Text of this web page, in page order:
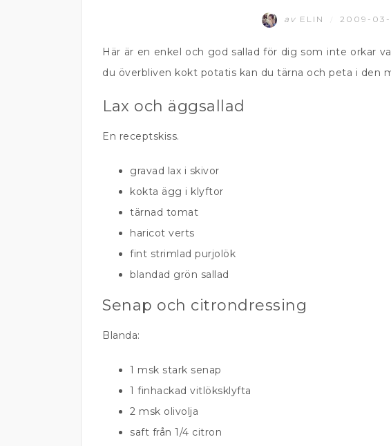
av ELIN 2009-
Här är en enkel och god sallad för dig som inte orkar
du överbliven kokt potatis kan du tärna och peta i den
Lax och äggsallad
En receptskiss.
gravad lax i skivor
kokta ägg i klyftor
tärnad tomat
haricot verts
fint strimlad purjolök
blandad grön sallad
Senap och citrondressing
Blanda:
1 msk stark senap
1 finhackad vitlöksklyfta
2 msk olivolja
saft från 1/4 citron